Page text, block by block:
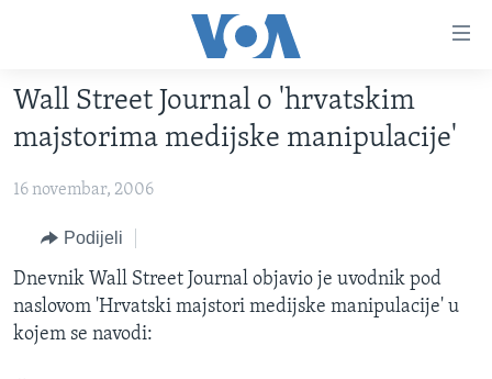
glavni
sadržaj
na
navigaciju
Idi
na
pretragu
VIDEO
FOTOGRAFIJE DANA
VIJESTI
SJEDINJENE AMERIČKE DRŽAVE
BOSNA I HERCEGOVINA
NAUKA I TEHNOLOGIJA
SPECIJALNI PROJEKTI
Wall Street Journal o 'hrvatskim
majstorima medijske manipulacije'
16 novembar, 2006
Podijeli
Dnevnik Wall Street Journal objavio je uvodnik pod
naslovom 'Hrvatski majstori medijske manipulacije' u
kojem se navodi: